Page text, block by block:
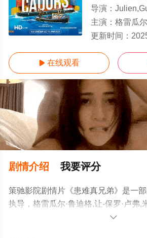
HD
导演：
主演： 格雷瓜尔·鲁迪格,让-保罗·卢弗,
更新时间：
 在线观看
剧情介绍 我要评分
策驰影院剧情片《患难真兄弟》是一
执导，格雷瓜尔·鲁迪格,让-保罗·卢弗,
兰,奥罗拉·布鲁坦,Niels,Hamel-
